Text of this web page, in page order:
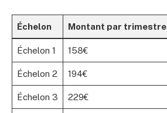
Échelon Montant par trimestre
Échelon 1 158€
Échelon 2 194€
Échelon 3 229€